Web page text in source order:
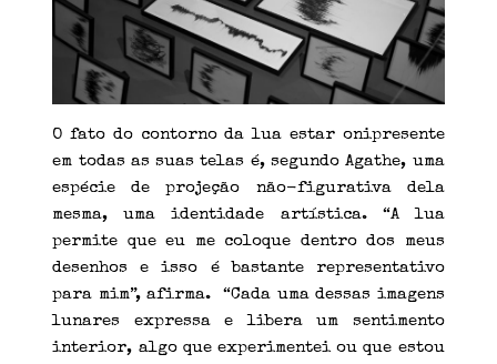
O fato do contorno da lua estar onipresente
em todas as suas telas é, segundo Agathe, uma
espécie de projeção não-figurativa dela
mesma, uma identidade artística. “A lua
permite que eu me coloque dentro dos meus
desenhos e isso é bastante representativo
para mim”, afirma. “Cada uma dessas imagens
lunares expressa e libera um sentimento
interior, algo que experimentei ou que estou